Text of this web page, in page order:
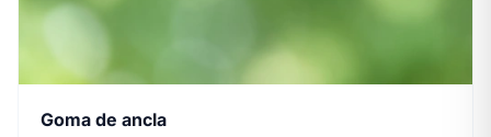
Goma de ancla